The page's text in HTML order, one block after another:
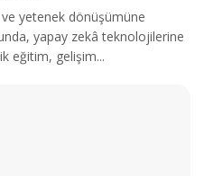
ve yetenek dönüşümüne
yapay zekâ teknolojilerine
eğitim, gelişim...